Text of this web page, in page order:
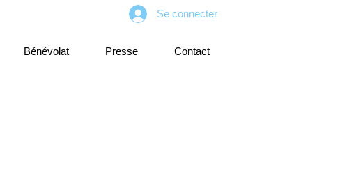
Se connecter
Bénévolat Presse Contact